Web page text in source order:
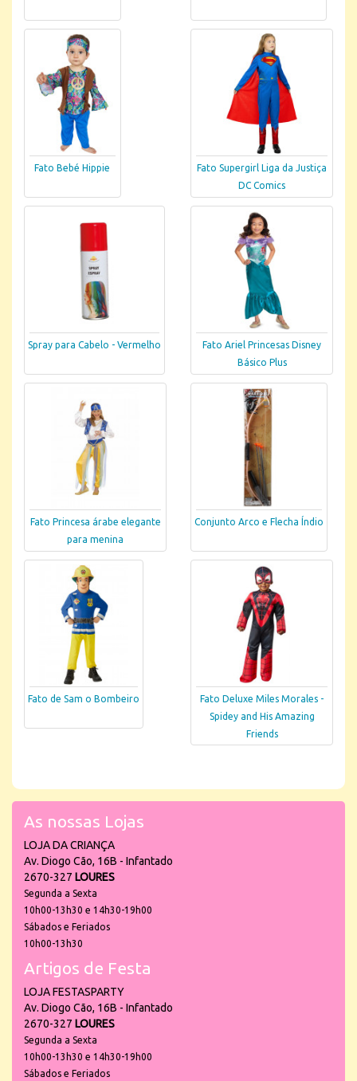
Fato Bebé Hippie
Fato Supergirl Liga da Justiça
DC Comics
Spray para Cabelo - Vermelho
Fato Ariel Princesas Disney
Básico Plus
Fato Princesa árabe elegante
para menina
Conjunto Arco e Flecha Índio
Fato de Sam o Bombeiro
Fato Deluxe Miles Morales -
Spidey and His Amazing
Friends
As nossas Lojas
LOJA DA CRIANÇA
Av. Diogo Cão, 16B - Infantado
2670-327 LOURES
Segunda a Sexta
10h00-13h30 e 14h30-19h00
Sábados e Feriados
10h00-13h30
Artigos de Festa
LOJA FESTASPARTY
Av. Diogo Cão, 16B - Infantado
2670-327 LOURES
Segunda a Sexta
10h00-13h30 e 14h30-19h00
Sábados e Feriados